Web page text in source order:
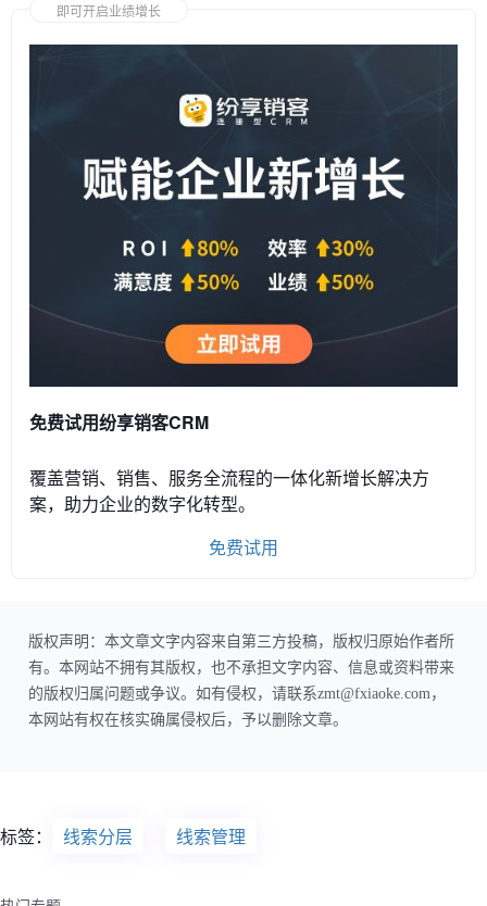
即可开启业绩增长
免费试用纷享销客CRM
覆盖营销、销售、服务全流程的一体化新增长解决方
案，助力企业的数字化转型。
免费试用
版权声明：本文章文字内容来自第三方投稿，版权归原始作者所
有。本网站不拥有其版权，也不承担文字内容、信息或资料带来
的版权归属问题或争议。如有侵权，请联系zmt@fxiaoke.com，
本网站有权在核实确属侵权后，予以删除文章。
标签： 线索分层 线索管理